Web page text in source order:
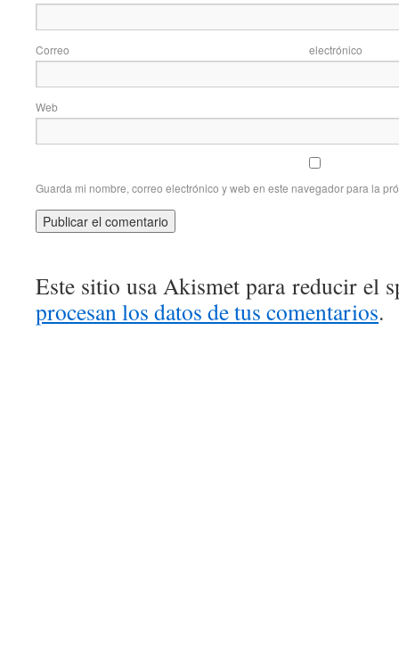
Correo
Web
Guarda mi nombre, correo electrónico y web en este navegador para la
Este sitio usa Akismet para reducir el
procesan los datos de tus comentarios.